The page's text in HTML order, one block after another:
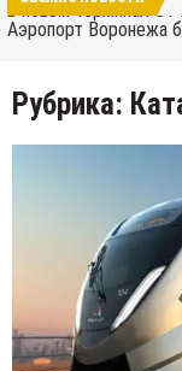
Аэропорт Воронежа
этом году
Саратов открыл свой
Wizz Air расширяет
добавляет новые
Тур де Франс 2019:
и отсутствие Криса
Болгария и Турция
промышленный
Сколько российских
Рубрика: